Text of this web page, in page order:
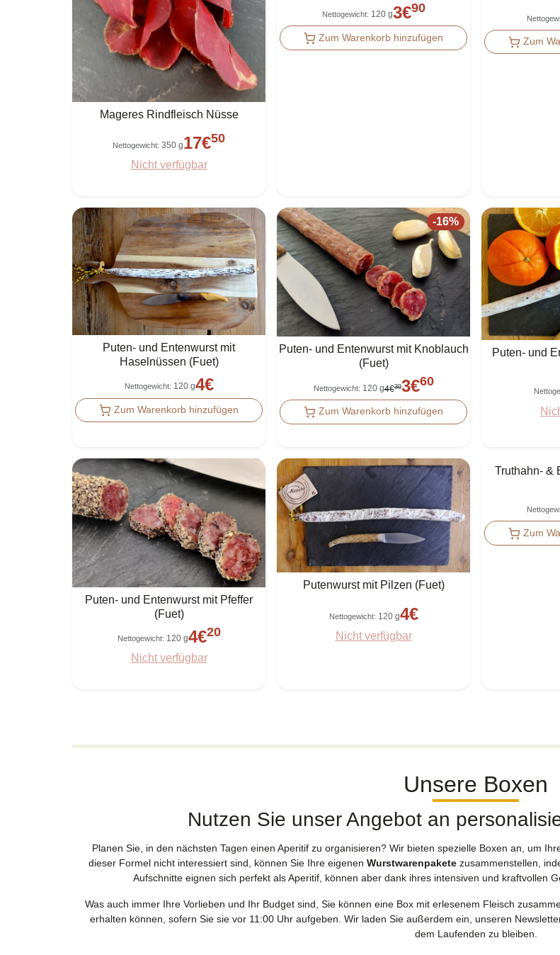
Mageres Rindfleisch Nüsse
Nettogewicht: 350 g17€50
Nicht verfügbar
Nettogewicht: 120 g3€90
Zum Warenkorb hinzufügen Zum
Puten- und Entenwurst mit
Haselnüssen (Fuet)
Nettogewicht: 120 g4€
Zum Warenkorb hinzufügen
-16%
Puten- und Entenwurst mit Knoblauch
(Fuet)
Nettogewicht: 120 g4€303€60
Zum Warenkorb hinzufügen
Puten- und
Puten- und Entenwurst mit Pfeffer
(Fuet)
Nettogewicht: 120 g4€20
Nicht verfügbar
Putenwurst mit Pilzen (Fuet)
Nettogewicht: 120 g4€
Nicht verfügbar
Truthahn- &
Zum
Unsere Boxen
Nutzen Sie unser Angebot an
Planen Sie, in den nächsten Tagen einen Aperitif zu organisieren? Wir bieten spezielle Boxen an, um
dieser Formel nicht interessiert sind, können Sie Ihre eigenen Wurstwarenpakete zusammenstellen,
Aufschnitte eignen sich perfekt als Aperitif, können aber dank ihres intensiven und kraftvollen
Was auch immer Ihre Vorlieben und Ihr Budget sind, Sie können eine Box mit erlesenem Fleisch
erhalten können, sofern Sie sie vor 11:00 Uhr aufgeben. Wir laden Sie außerdem ein, unseren
dem Laufenden zu bleiben.